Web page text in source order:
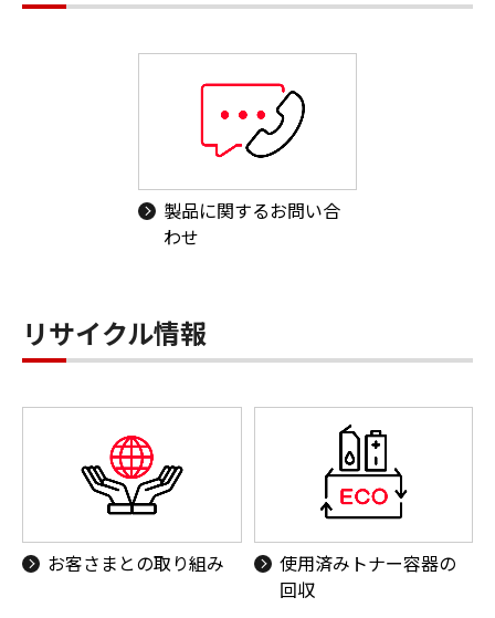
製品に関するお問い合
わせ
リサイクル情報
お客さまとの取り組み
使用済みトナー容器の
回収